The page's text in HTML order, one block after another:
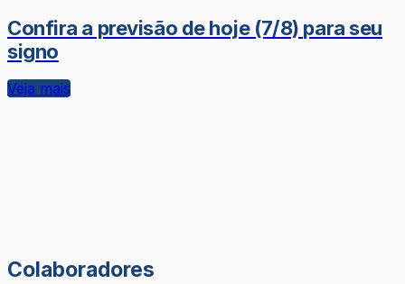
Confira a previsão de hoje (7/8) para seu
signo
Veja mais
Colaboradores